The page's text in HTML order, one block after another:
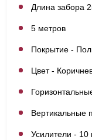
Длина забора
5 метров
Покрытие -
Цвет -
Вертикальные
Усилители - 10